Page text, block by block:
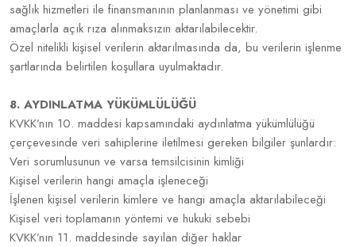
sağlık hizmetleri ile finansmanının planlanması ve yönetimi gibi
amaçlarla açık rıza alınmaksızın aktarılabilecektir.
Özel nitelikli kişisel verilerin aktarılmasında da, bu verilerin işlenme
şartlarında belirtilen koşullara uyulmaktadır.
8. AYDINLATMA YÜKÜMLÜLÜĞÜ
KVKK’nın 10. maddesi kapsamındaki aydınlatma yükümlülüğü
çerçevesinde veri sahiplerine iletilmesi gereken bilgiler şunlardır:
Veri sorumlusunun ve varsa temsilcisinin kimliği
Kişisel verilerin hangi amaçla işleneceği
İşlenen kişisel verilerin kimlere ve hangi amaçla aktarılabileceği
Kişisel veri toplamanın yöntemi ve hukuki sebebi
KVKK’nın 11. maddesinde sayılan diğer haklar